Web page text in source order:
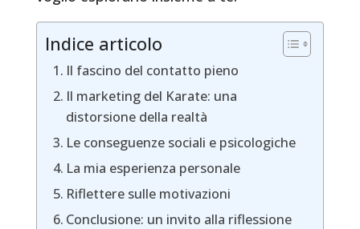
Indice articolo
Il fascino del contatto pieno
Il marketing del Karate: una
distorsione della realtà
Le conseguenze sociali e psicologiche
La mia esperienza personale
Riflettere sulle motivazioni
Conclusione: un invito alla riflessione